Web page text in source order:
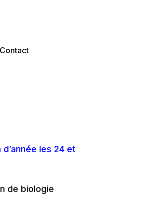
Contact
les 24 et
de biologie